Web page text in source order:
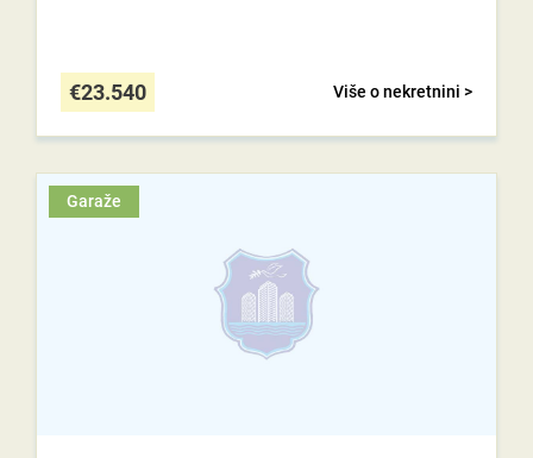
Više o nekretnini >
€23.540
Garaže